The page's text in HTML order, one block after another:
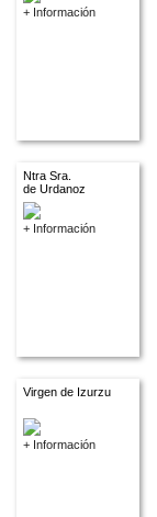
+ Información
Ntra Sra.
de Urdanoz
+ Información
Virgen de Izurzu
+ Información